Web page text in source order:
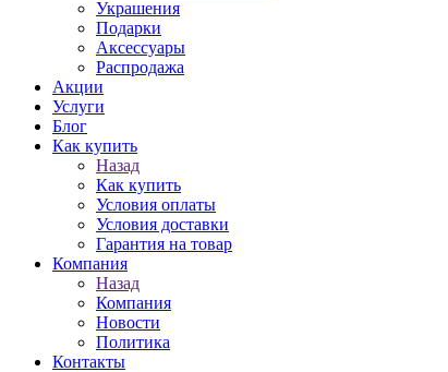
Украшения
Подарки
Аксессуары
Распродажа
Акции
Услуги
Блог
Как купить
Назад
Как купить
Условия оплаты
Условия доставки
Гарантия на товар
Компания
Назад
Компания
Новости
Политика
Контакты